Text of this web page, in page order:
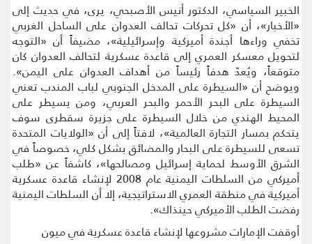
الخبير السياسي، الدكتور أنيس الأصبحي، يرى، في حديث إلى
«الأخبار»، أن «كل تحركات تحالف العدوان على الساحل الغربي
تخفي وراءها أجندة أميركية وإسرائيلية»، مضيفاً أن «التوجه
لتحويل معسكر العمري إلى قاعدة عسكرية لتحالف العدوان كان
متوقعاً، ويُعدّ هدفاً رئيساً من أهداف العدوان على اليمن».
ويوضح أن «السيطرة على المدخل الجنوبي لباب المندب تعني
السيطرة على البحر الأحمر والبحر العربي، ومن يسيطر على
المحيط الهندي من خلال السيطرة على جزيرة سقطرى سوف
يتحكم بمسار التجارة العالمية»، لافتاً إلى أن «الولايات المتحدة
تسعى للسيطرة على البحار والمضائق بشكل كلي، خصوصاً في
الشرق الأوسط لحماية إسرائيل ومصالحها»، كاشفاً عن «طلب
أميركي من السلطات اليمنية عام 2008 لإنشاء قاعدة عسكرية
أميركية في منطقة العمري الاستراتيجية، إلا أن السلطات اليمنية
رفضت الطلب الأميركي حينذاك».
أوقفت الإمارات مشروعها لإنشاء قاعدة عسكرية في ميون